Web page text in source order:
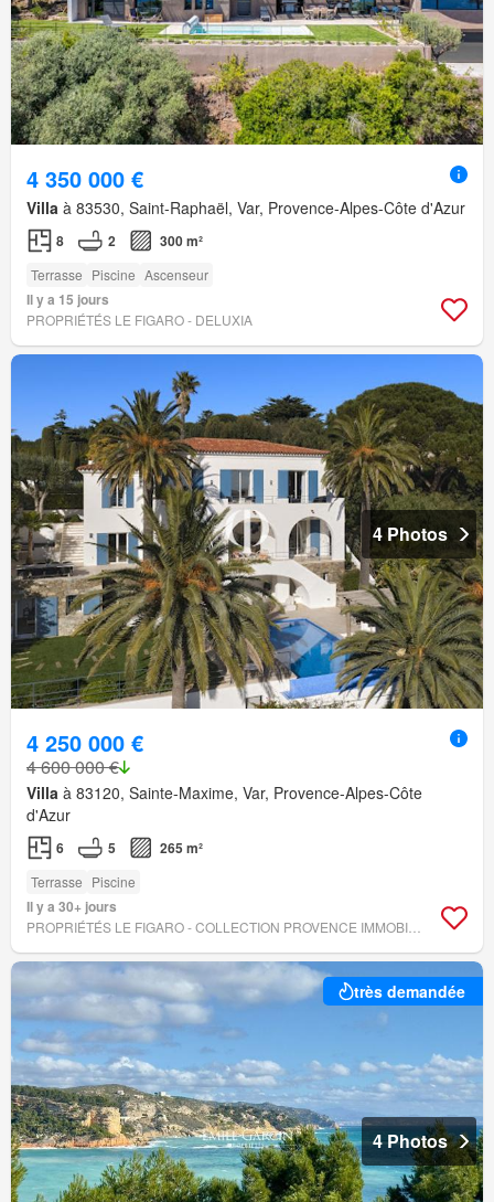
4 350 000 €
Villa à 83530, Saint-Raphaël, Var, Provence-Alpes-Côte d'Azur
8 2 300 m²
Terrasse Piscine Ascenseur
Il y a 15 jours
PROPRIÉTÉS LE FIGARO - DELUXIA
4 Photos
4 250 000 €
4 600 000 €
Villa à 83120, Sainte-Maxime, Var, Provence-Alpes-Côte
d'Azur
6 5 265 m²
Terrasse Piscine
Il y a 30+ jours
très demandée
4 Photos